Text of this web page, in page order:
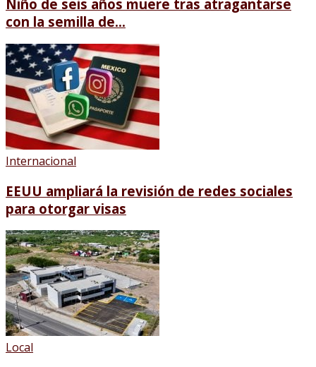
Niño de seis años muere tras atragantarse
con la semilla de...
Internacional
EEUU ampliará la revisión de redes sociales
para otorgar visas
Local